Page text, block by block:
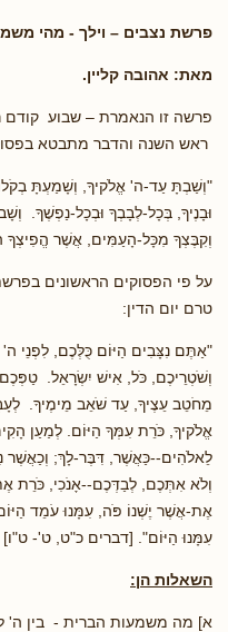
פרשת נצבים – וילך - מהי
מאת: אהובה קליין.
פרשה זו הנאמרת – שבוע קודם
ראש השנה והדבר מתבטא
"וְשַׁבְתָּ עַד-ה' אֱלֹקיךָ, וְשָׁמַעְתָּ
וּבָנֶיךָ, בְּכָל-לְבָבְךָ וּבְכָל-נַפְשֶׁךָ.
וְקִבֶּצְךָ מִכָּל-הָעַמִּים, אֲשֶׁר
על פי הפסוקים הראשונים
טרם יום הדין:
"אַתֶּם נִצָּבִים הַיּוֹם כֻּלְּכֶם, לִפְנֵי
וְשֹׁטְרֵיכֶם, כֹּל, אִישׁ יִשְׂרָאֵל.
מֵחֹטֵב עֵצֶיךָ, עַד שֹׁאֵב מֵימֶיךָ.
אֱלֹקיךָ, כֹּרֵת עִמְּךָ הַיּוֹם. לְמַעַן
לֵאלֹהִים--כַּאֲשֶׁר, דִּבֶּר-לָךְ; וְכַאֲשֶׁר
וְלֹא אִתְּכֶם, לְבַדְּכֶם--אָנֹכִי, כֹּרֵת
אֶת-אֲשֶׁר יֶשְׁנוֹ פֹּה, עִמָּנוּ עֹמֵד
עִמָּנוּ הַיּוֹם". [דברים כ"ט, ט'- ט"ו]
השאלות הן:
א] מה משמעות הברית - בין ה'